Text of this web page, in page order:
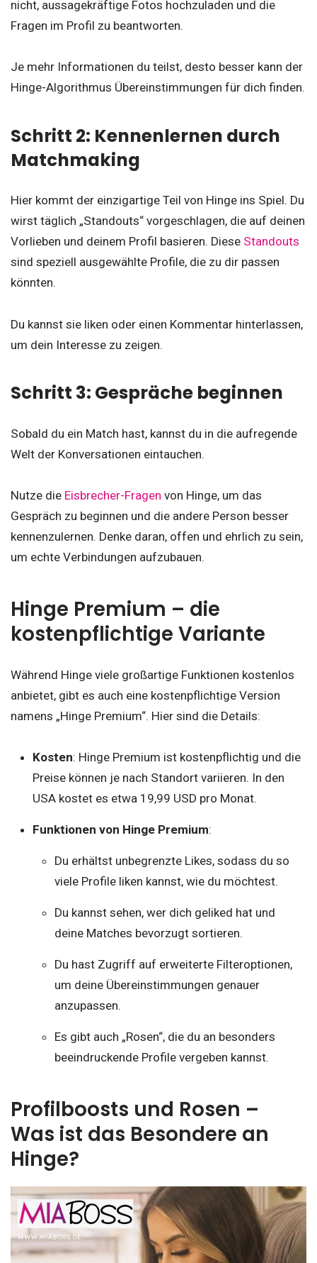
nicht, aussagekräftige Fotos hochzuladen und die
Fragen im Profil zu beantworten.
Je mehr Informationen du teilst, desto besser kann der
Hinge-Algorithmus Übereinstimmungen für dich finden.
Schritt 2: Kennenlernen durch
Matchmaking
Hier kommt der einzigartige Teil von Hinge ins Spiel. Du
wirst täglich „Standouts“ vorgeschlagen, die auf deinen
Vorlieben und deinem Profil basieren. Diese Standouts
sind speziell ausgewählte Profile, die zu dir passen
könnten.
Du kannst sie liken oder einen Kommentar hinterlassen,
um dein Interesse zu zeigen.
Schritt 3: Gespräche beginnen
Sobald du ein Match hast, kannst du in die aufregende
Welt der Konversationen eintauchen.
Nutze die Eisbrecher-Fragen von Hinge, um das
Gespräch zu beginnen und die andere Person besser
kennenzulernen. Denke daran, offen und ehrlich zu sein,
um echte Verbindungen aufzubauen.
Hinge Premium – die
kostenpflichtige Variante
Während Hinge viele großartige Funktionen kostenlos
anbietet, gibt es auch eine kostenpflichtige Version
namens „Hinge Premium“. Hier sind die Details:
Kosten: Hinge Premium ist kostenpflichtig und die
Preise können je nach Standort variieren. In den
USA kostet es etwa 19,99 USD pro Monat.
Funktionen von Hinge Premium:
Du erhältst unbegrenzte Likes, sodass du so
viele Profile liken kannst, wie du möchtest.
Du kannst sehen, wer dich geliked hat und
deine Matches bevorzugt sortieren.
Du hast Zugriff auf erweiterte Filteroptionen,
um deine Übereinstimmungen genauer
anzupassen.
Es gibt auch „Rosen“, die du an besonders
beeindruckende Profile vergeben kannst.
Profilboosts und Rosen –
Was ist das Besondere an
Hinge?